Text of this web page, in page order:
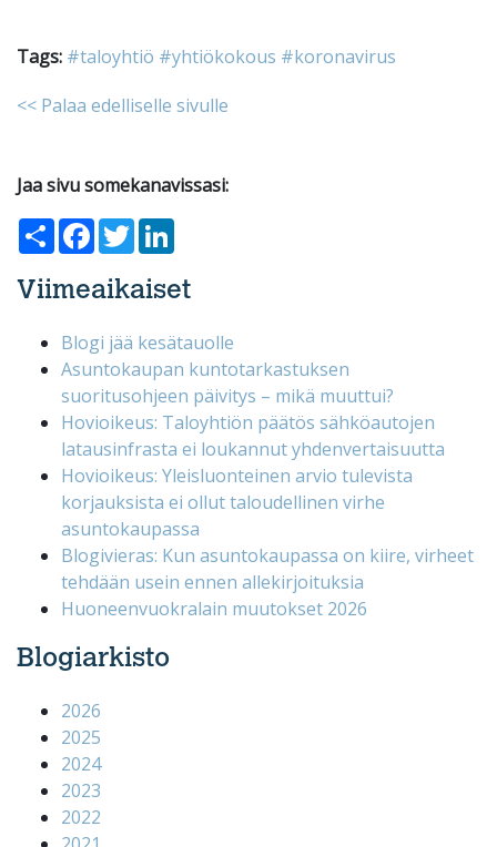
Tags: #taloyhtiö #yhtiökokous #koronavirus
<< Palaa edelliselle sivulle
Jaa sivu somekanavissasi:
ShareFacebook
Twitter
Viimeaikaiset
Blogi jää kesätauolle
Asuntokaupan kuntotarkastuksen
suoritusohjeen päivitys – mikä muuttui?
Hovioikeus: Taloyhtiön päätös sähköautojen
latausinfrasta ei loukannut yhdenvertaisuutta
Hovioikeus: Yleisluonteinen arvio tulevista
korjauksista ei ollut taloudellinen virhe
asuntokaupassa
Blogivieras: Kun asuntokaupassa on kiire, virheet
tehdään usein ennen allekirjoituksia
Huoneenvuokralain muutokset 2026
Blogiarkisto
2026
2025
2024
2023
2022